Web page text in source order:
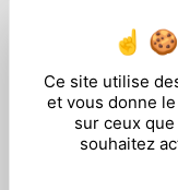
Ce site utilise
et vous donne
sur ceux
souhaitez